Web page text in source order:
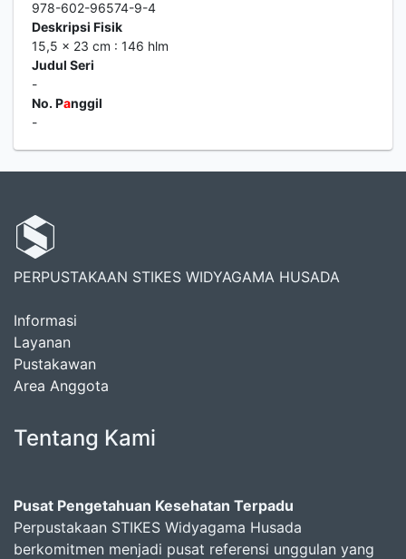
978-602-96574-9-4
Deskripsi Fisik
15,5 x 23 cm : 146 hlm
Judul Seri
-
No. Panggil
-
PERPUSTAKAAN STIKES WIDYAGAMA HUSADA
Informasi
Layanan
Pustakawan
Area Anggota
Tentang Kami
Pusat Pengetahuan Kesehatan Terpadu
Perpustakaan STIKES Widyagama Husada
berkomitmen menjadi pusat referensi unggulan yang